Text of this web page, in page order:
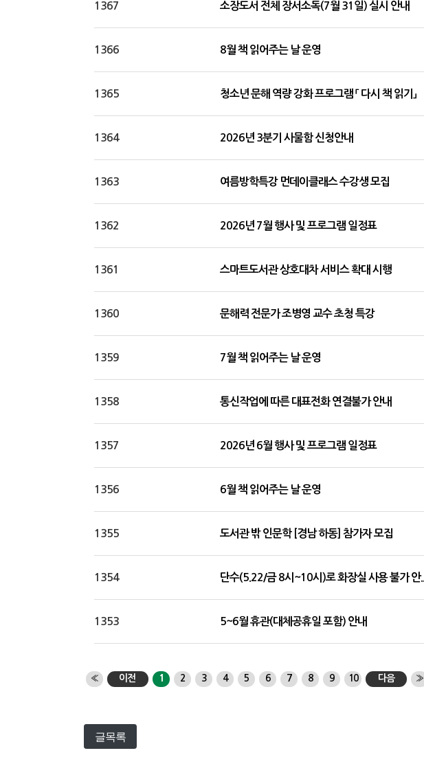
1367 소장도서 전체 장서소독(7월 31일) 실시 안내
1366 8월 책 읽어주는 날 운영
1365 청소년 문해 역량 강화 프로그램 「 다시 책 읽기」
1364 2026년 3분기 사물함 신청안내
1363 여름방학특강 먼데이클래스 수강생 모집
1362 2026년 7월 행사 및 프로그램 일정표
1361 스마트도서관 상호대차 서비스 확대 시행
1360 문해력 전문가 조병영 교수 초청 특강
1359 7월 책 읽어주는 날 운영
1358 통신작업에 따른 대표전화 연결불가 안내
1357 2026년 6월 행사 및 프로그램 일정표
1356 6월 책 읽어주는 날 운영
1355 도서관 밖 인문학 [경남 하동] 참가자 모집
1354 단수(5.22/금 8시~10시)로 화장실 사용 불가 안...
1353 5~6월 휴관(대체공휴일 포함) 안내
« 이전 1 2 3 4 5 6 7 8 9 10 다음 »
글목록